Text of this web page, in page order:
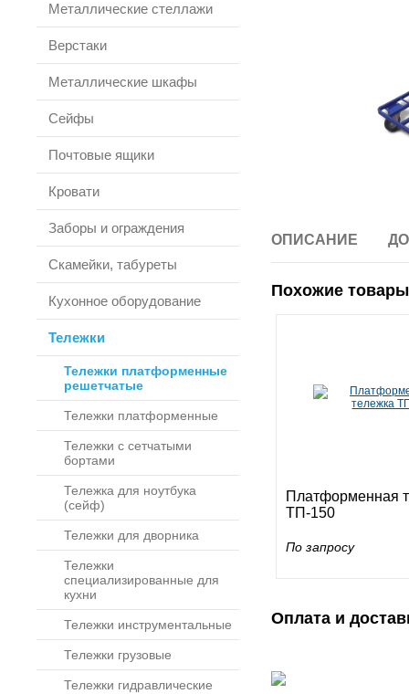
Металлические стеллажи
Верстаки
Металлические шкафы
Сейфы
Почтовые ящики
Кровати
Заборы и ограждения
Скамейки, табуреты
Кухонное оборудование
Тележки
Тележки платформенные
решетчатые
Тележки платформенные
Тележки с сетчатыми
бортами
Тележка для ноутбука
(сейф)
Тележки для дворника
Тележки
специализированные для
кухни
Тележки инструментальные
Тележки грузовые
Тележки гидравлические
ОПИСАНИЕ
Похожие
Платформенная
ТП-150
По запросу
Оплата и